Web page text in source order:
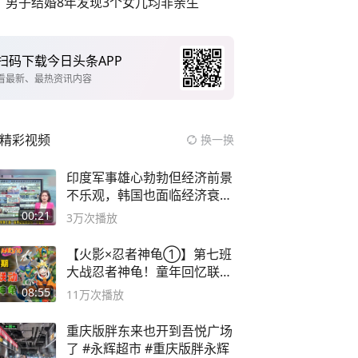
码下载今日头条APP
最新、最热资讯内容
精彩视频 换一换
00:21
印度军事雄心勃勃但经济前景
不乐观，韩国也面临经济衰退
风险
3万次播放
08:55
【火影×忍者神龟①】第七班
大战忍者神龟！童年回忆联动
论武？
11万次播放
重庆版胖东来也开到吾悦广场
了 #永辉超市 #重庆版胖永辉